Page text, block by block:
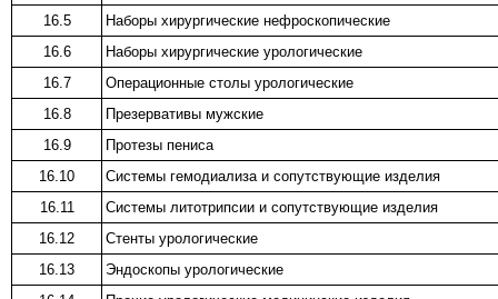
16.5
Наборы хирургические нефроскопические
16.6
Наборы хирургические урологические
16.7
Операционные столы урологические
16.8
Презервативы мужские
16.9
Протезы пениса
16.10
Системы гемодиализа и сопутствующие изделия
16.11
Системы литотрипсии и сопутствующие изделия
16.12
Стенты урологические
16.13
Эндоскопы урологические